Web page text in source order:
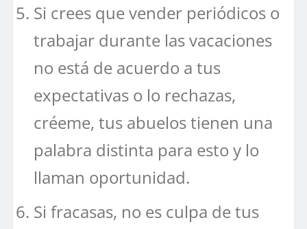
Si crees que vender periódicos o
trabajar durante las vacaciones
no está de acuerdo a tus
expectativas o lo rechazas,
créeme, tus abuelos tienen una
palabra distinta para esto y lo
llaman oportunidad.
Si fracasas, no es culpa de tus